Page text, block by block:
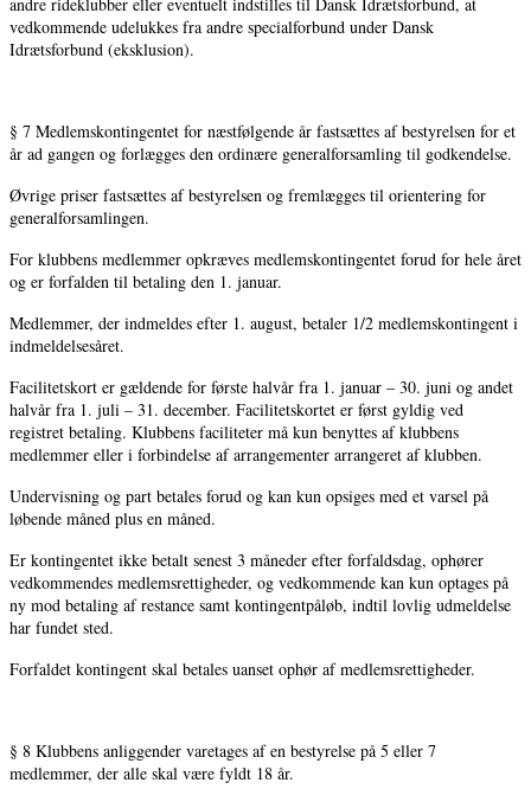
vedkommende udelukkes fra andre specialforbund under Dansk
Idrætsforbund (eksklusion).
§ 7 Medlemskontingentet for næstfølgende år fastsættes af bestyrelsen for et
år ad gangen og forlægges den ordinære generalforsamling til godkendelse.
Øvrige priser fastsættes af bestyrelsen og fremlægges til orientering for
generalforsamlingen.
For klubbens medlemmer opkræves medlemskontingentet forud for hele året
og er forfalden til betaling den 1. januar.
Medlemmer, der indmeldes efter 1. august, betaler 1/2 medlemskontingent i
indmeldelsesåret.
Facilitetskort er gældende for første halvår fra 1. januar – 30. juni og andet
halvår fra 1. juli – 31. december. Facilitetskortet er først gyldig ved
registret betaling. Klubbens faciliteter må kun benyttes af klubbens
medlemmer eller i forbindelse af arrangementer arrangeret af klubben.
Undervisning og part betales forud og kan kun opsiges med et varsel på
løbende måned plus en måned.
Er kontingentet ikke betalt senest 3 måneder efter forfaldsdag, ophører
vedkommendes medlemsrettigheder, og vedkommende kan kun optages på
ny mod betaling af restance samt kontingentpåløb, indtil lovlig udmeldelse
har fundet sted.
Forfaldet kontingent skal betales uanset ophør af medlemsrettigheder.
§ 8 Klubbens anliggender varetages af en bestyrelse på 5 eller 7
medlemmer, der alle skal være fyldt 18 år.